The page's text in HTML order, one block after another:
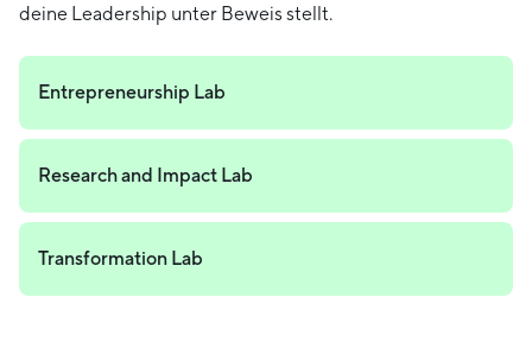
deine Leadership unter Beweis stellt.
Entrepreneurship Lab
Research and Impact Lab
Transformation Lab